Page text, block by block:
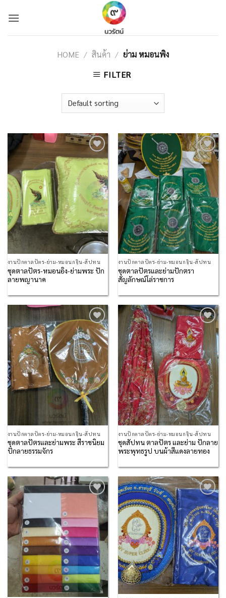
HOME / สินค้า / ย่าม หมอนพิง
FILTER
Add to
Wishlist
งานปักตาลปัตร-ย่าม-หมอนกฐิน-สัปทน
ชุดตาลปัตร-หมอนอิง-ย่ามพระ ปัก
ลายพญานาค
Add to
Wishlist
งานปักตาลปัตร-ย่าม-หมอนกฐิน-สัปทน
ชุดตาลปัตรและย่ามปักตรา
สัญลักษณ์โล่ราชการ
Add to
Wishlist
งานปักตาลปัตร-ย่าม-หมอนกฐิน-สัปทน
ชุดตาลปัตรและย่ามพระ สีราชนิยม
ปักลายธรรมจักร
Add to
Wishlist
งานปักตาลปัตร-ย่าม-หมอนกฐิน-สัปทน
ชุดสัปทน ตาลปัตร และย่าม ปักลาย
พระพุทธรูป บนผ้าสีแดงลายทอง
Add to
Wishlist
Add to
Wishlist